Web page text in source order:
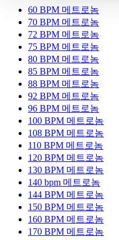
60 BPM 메트로놈
70 BPM 메트로놈
72 BPM 메트로놈
75 BPM 메트로놈
80 BPM 메트로놈
85 BPM 메트로놈
88 BPM 메트로놈
92 BPM 메트로놈
96 BPM 메트로놈
100 BPM 메트로놈
108 BPM 메트로놈
110 BPM 메트로놈
120 BPM 메트로놈
130 BPM 메트로놈
140 bpm 메트로놈
144 BPM 메트로놈
150 BPM 메트로놈
160 BPM 메트로놈
170 BPM 메트로놈